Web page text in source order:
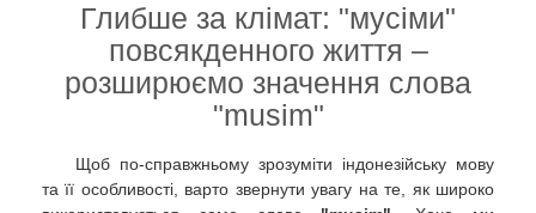
Глибше за клімат: "мусіми"
повсякденного життя –
розширюємо значення слова
"musim"
Щоб по-справжньому зрозуміти індонезійську мову
та її особливості, варто звернути увагу на те, як широко